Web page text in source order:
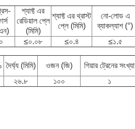
শ্যাফ্ট এর
রেডিয়াল প্লে
(মিমি)
শ্যাফ্ট এর থ্রাস্ট
প্লে (মিমি)
নো-লোড এ
ব্যাকল্যাশ (°)
≤০.০৮ ≤০.৪ ≤১.৫
দৈর্ঘ্য (মিমি) ওজন (জি)
গিয়ার ট্রেনের সংখ্যা
২৬.৮ ১০০ ১